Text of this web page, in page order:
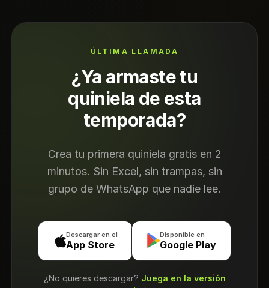
ÚLTIMA LLAMADA
¿Ya armaste tu
quiniela de esta
temporada?
Crea tu primera quiniela gratis en 2
minutos. Sin Excel, sin trampas, sin
grupo de WhatsApp que nadie lee.
Descargar en el
App Store
Disponible en
Google Play
¿No quieres descargar? Juega en la versión